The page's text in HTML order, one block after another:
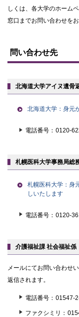
しくは、各大学のホーム
窓口までお問い合わせを
ッ
プ
る
問い合わせ先
北海道大学アイヌ遺骨
北海道大学：身元
電話番号 0120-
札幌医科大学事務局総
札幌医科大学：身
しいたします
電話番号 0120-
介護福祉課 社会福祉係
メールにてお問い合わせ
返信されます。
電話番号 01547-
ファクシミリ